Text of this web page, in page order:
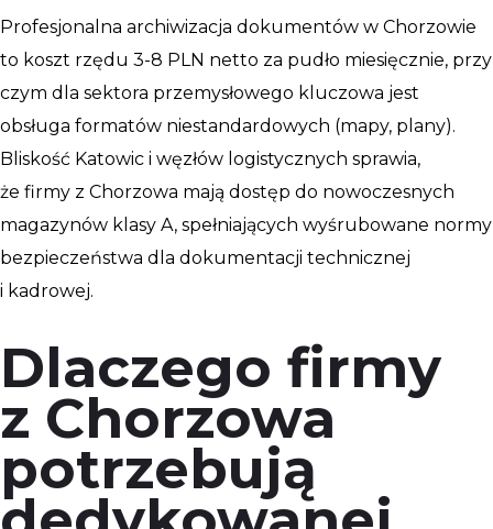
Profesjonalna archiwizacja dokumentów w Chorzowie
to koszt rzędu 3-8 PLN netto za pudło miesięcznie, przy
czym dla sektora przemysłowego kluczowa jest
obsługa formatów niestandardowych (mapy, plany).
Bliskość Katowic i węzłów logistycznych sprawia,
że firmy z Chorzowa mają dostęp do nowoczesnych
magazynów klasy A, spełniających wyśrubowane normy
bezpieczeństwa dla dokumentacji technicznej
i kadrowej.
Dlaczego firmy
z Chorzowa
potrzebują